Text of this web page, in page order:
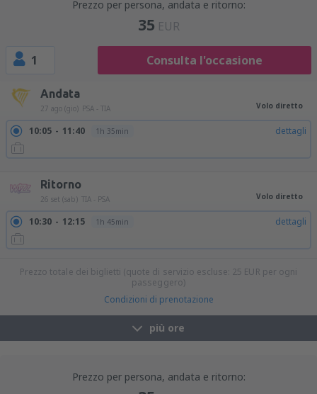
Prezzo per persona, andata e ritorno:
35 EUR
1 Consulta l'occasione
Andata
27 ago (gio) PSA - TIA Volo diretto
10:05 11:40 1h 35min dettagli
Ritorno
26 set (sab) TIA - PSA Volo diretto
10:30 12:15 1h 45min dettagli
Prezzo totale dei biglietti (quote di servizio escluse: 25 EUR per ogni
passeggero)
Condizioni di prenotazione
più ore
Prezzo per persona, andata e ritorno: